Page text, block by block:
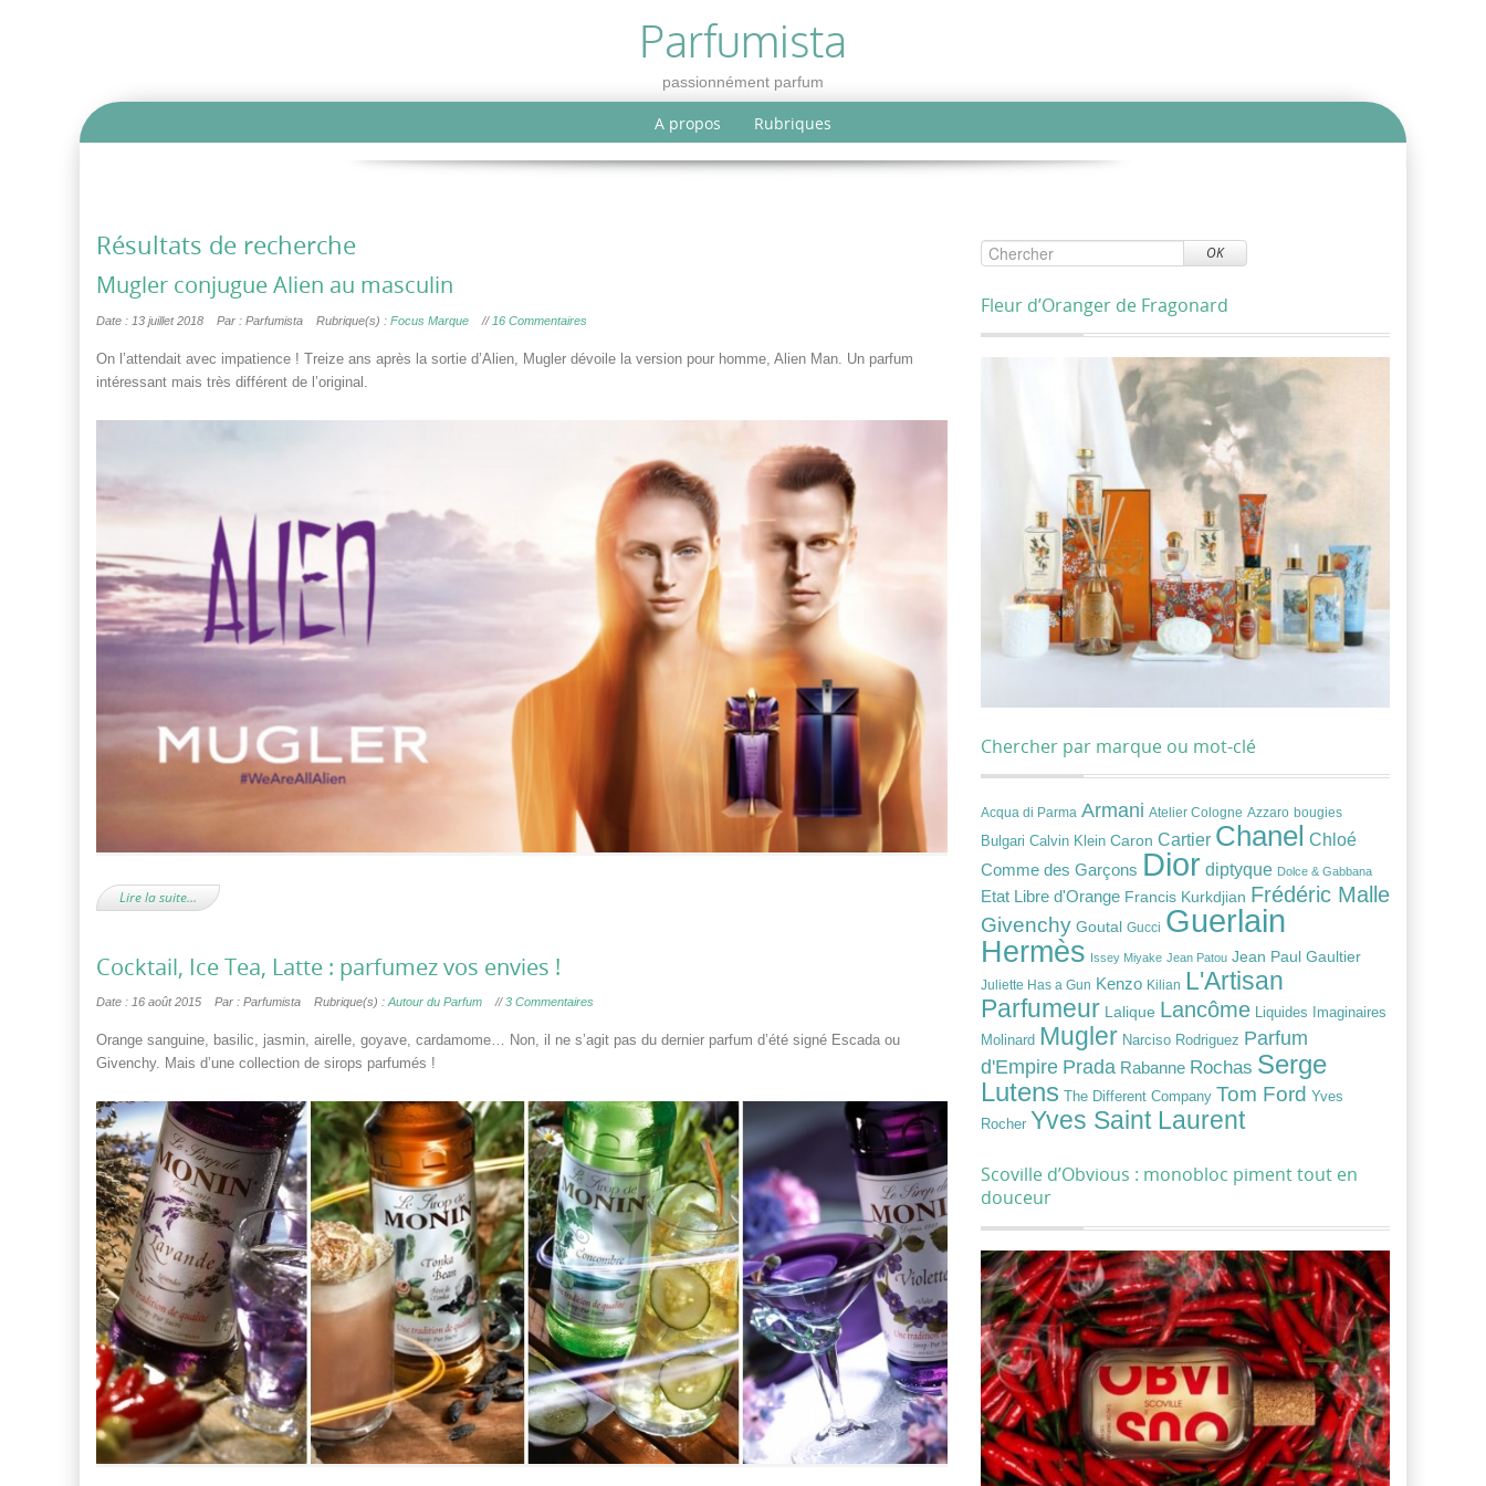
Parfumista
passionnément parfum
A propos Rubriques
Résultats de recherche
Mugler conjugue Alien au masculin
Date : 13 juillet 2018 Par : Parfumista Rubrique(s) : Focus Marque // 16 Commentaires
On l’attendait avec impatience ! Treize ans après la sortie d’Alien, Mugler dévoile la version pour homme, Alien Man. Un parfum
intéressant mais très différent de l’original.
Lire la suite…
Cocktail, Ice Tea, Latte : parfumez vos envies !
Date : 16 août 2015 Par : Parfumista Rubrique(s) : Autour du Parfum //3 Commentaires
Orange sanguine, basilic, jasmin, airelle, goyave, cardamome… Non, il ne s’agit pas du dernier parfum d’été signé Escada ou
Givenchy. Mais d’une collection de sirops parfumés !
OK
Fleur d’Oranger de Fragonard
Chercher par marque ou mot-clé
Acqua di Parma Armani Atelier Cologne Azzaro bougies
Bulgari Calvin Klein Caron Cartier Chanel Chloé
Comme des Garçons Dior diptyque Dolce & Gabbana
Etat Libre d'Orange Francis Kurkdjian Frédéric Malle
Givenchy Goutal Gucci Guerlain
Hermès Issey Miyake Jean Patou Jean Paul Gaultier
Juliette Has a Gun Kenzo Kilian L'Artisan
Parfumeur Lalique Lancôme Liquides Imaginaires
Molinard Mugler Narciso Rodriguez Parfum
d'Empire Prada Rabanne Rochas Serge
Lutens
The Different Company Tom Ford Yves
Rocher Yves Saint Laurent
Scoville d’Obvious : monobloc piment tout en
douceur